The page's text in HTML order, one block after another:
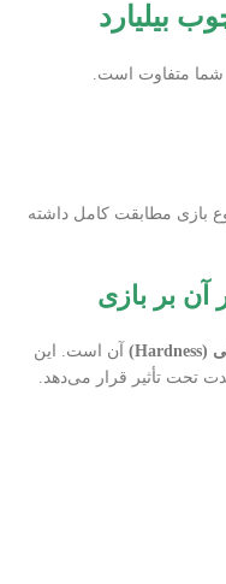
بیلیارد
شما متفاوت است.
بازی مطابقت کامل داشته
بر بازی
(Hardness)
آن است. این
تحت تأثیر قرار می‌دهد.